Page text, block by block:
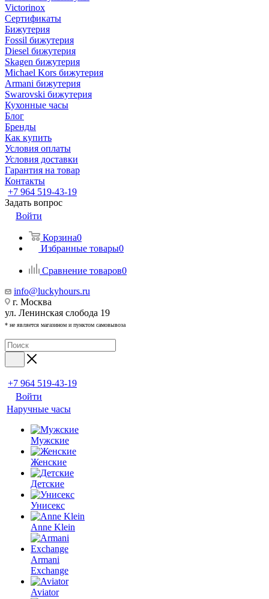
Victorinox
Сертификаты
Бижутерия
Fossil бижутерия
Diesel бижутерия
Skagen бижутерия
Michael Kors бижутерия
Armani бижутерия
Swarovski бижутерия
Кухонные часы
Блог
Бренды
Как купить
Условия оплаты
Условия доставки
Гарантия на товар
Контакты
+7 964 519-43-19
Задать вопрос
Войти
Корзина0
Избранные товары0
Сравнение товаров0
info@luckyhours.ru
г. Москва
ул. Ленинская слобода 19
* не является магазином и пунктом самовывоза
+7 964 519-43-19
Войти
Наручные часы
Мужские
Женские
Детские
Унисекс
Anne Klein
Armani
Exchange
Aviator